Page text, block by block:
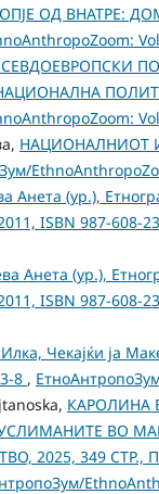
ОД ВНАТРЕ:
НАЦИОНАЛНИОТ
Анета (ур.),
ISBN 987-608-
Анета (ур.),
ISBN 987-608-
Чекајќи ја
8 ,
КАРОЛИНА
ВО
2025, 349 СТР.,